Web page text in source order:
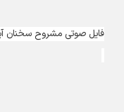
فایل صوتی مشروح سخنان